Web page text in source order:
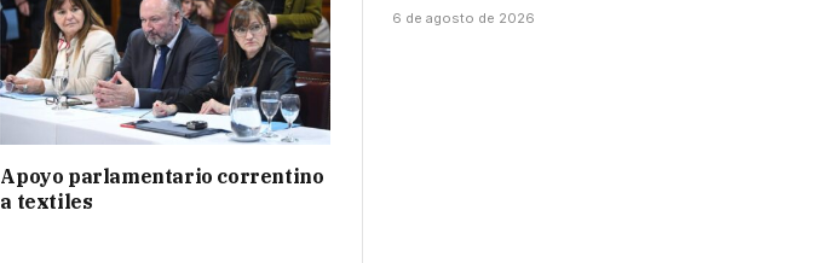
Apoyo parlamentario correntino
a textiles
6 de agosto de 2026